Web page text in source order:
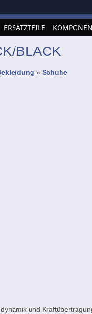
ERSATZTEILE
BLACK
» Schuhe
und